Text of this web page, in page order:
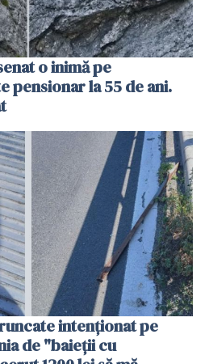
o inimă pe
pensionar la 55 de ani.
intenționat pe
de "baieții cu